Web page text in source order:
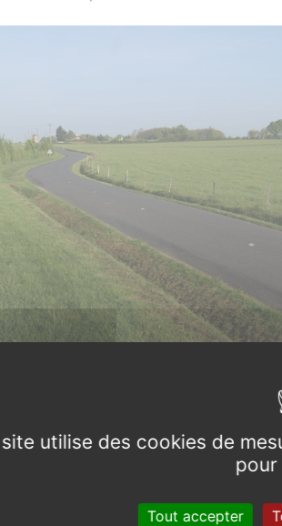
utilise des cookies de
pour
Tout accepter